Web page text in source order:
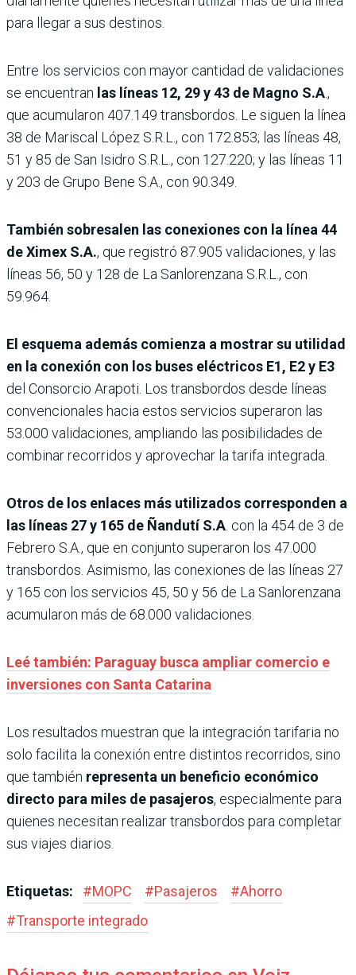
para llegar a sus destinos.
Entre los servicios con mayor cantidad de validaciones
se encuentran las líneas 12, 29 y 43 de Magno S.A.,
que acumularon 407.149 transbordos. Le siguen la línea
38 de Mariscal López S.R.L., con 172.853; las líneas 48,
51 y 85 de San Isidro S.R.L., con 127.220; y las líneas 11
y 203 de Grupo Bene S.A., con 90.349.
También sobresalen las conexiones con la línea 44
de Ximex S.A., que registró 87.905 validaciones, y las
líneas 56, 50 y 128 de La Sanlorenzana S.R.L., con
59.964.
El esquema además comienza a mostrar su utilidad
en la conexión con los buses eléctricos E1, E2 y E3
del Consorcio Arapoti. Los transbordos desde líneas
convencionales hacia estos servicios superaron las
53.000 validaciones, ampliando las posibilidades de
combinar recorridos y aprovechar la tarifa integrada.
Otros de los enlaces más utilizados corresponden a
las líneas 27 y 165 de Ñandutí S.A . con la 454 de 3 de
Febrero S.A., que en conjunto superaron los 47.000
transbordos. Asimismo, las conexiones de las líneas 27
y 165 con los servicios 45, 50 y 56 de La Sanlorenzana
acumularon más de 68.000 validaciones.
Leé también: Paraguay busca ampliar comercio e
inversiones con Santa Catarina
Los resultados muestran que la integración tarifaria no
solo facilita la conexión entre distintos recorridos, sino
que también representa un beneficio económico
directo para miles de pasajeros, especialmente para
quienes necesitan realizar transbordos para completar
sus viajes diarios.
Etiquetas: #MOPC #Pasajeros #Ahorro
#Transporte integrado